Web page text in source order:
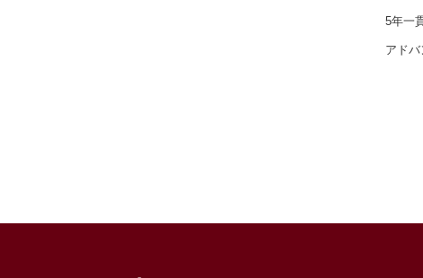
5年一
アド